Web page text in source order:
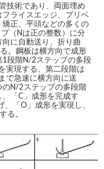
技術であり、両面埋め
ライスエッジ、プリベ
正、平頭などの多くの
（Nは正の整数）に分
に自動送り、折り曲
。鋼板は横方向で成形
段階N/2ステップの多段
実現する、第二段階は
で急速に横方向に送
のN/2ステップの多段階
「C」成形を完成す
「O」成形を実現し、
る。